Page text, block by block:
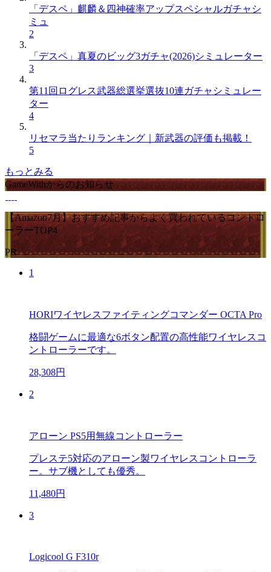
「デスペ」麒麟＆四神確率アップスペシャルガチャシ
ミュ
2
「デスペ」真夏のビッグ3ガチャ(2026)シミュレーター
3
第11回ログレス武器総選挙選抜10連ガチャシミュレー
ター
4
リセマラ当たりランキング｜新武器の評価も掲載！
5
もっとみる
GameWithからのお知らせ
【Amazon7月】おすすめ記事からよく買われているコントロ
ーラーTOP4
PR
1
HORIワイヤレスファイティングコマンダー OCTA Pro
格闘ゲームに最適な6ボタン配置の高性能ワイヤレスコ
ントローラーです。
28,308円
2
アローン PS5用無線コントローラー
プレステ5対応のアローン製ワイヤレスコントローラ
ー。サブ機としても優秀。
11,480円
3
Logicool G F310r